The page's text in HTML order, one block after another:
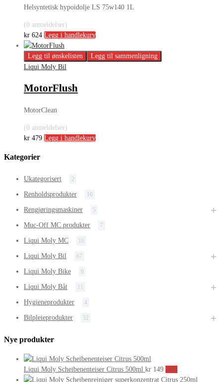
Helsyntetisk hypoidolje LS 75w140 1L
(0 anmeldelser)
kr 624 Legg i handlekurv
Legg til ønskelisten
Legg til sammenligning
Liqui Moly Bil
MotorFlush
MotorClean
(0 anmeldelser)
kr 479 Legg i handlekurv
Kategorier
Ukategorisert 2
Renholdsprodukter 10
Rengjøringsmaskiner 5
Muc-Off MC produkter 7
Liqui Moly MC 16
Liqui Moly Bil 67
Liqui Moly Bike 9
Liqui Moly Båt
Hygieneprodukter 4
Bilpleieprodukter 52
Nye produkter
Liqui Moly Scheibenenteiser Citrus 500ml kr 149 -0%